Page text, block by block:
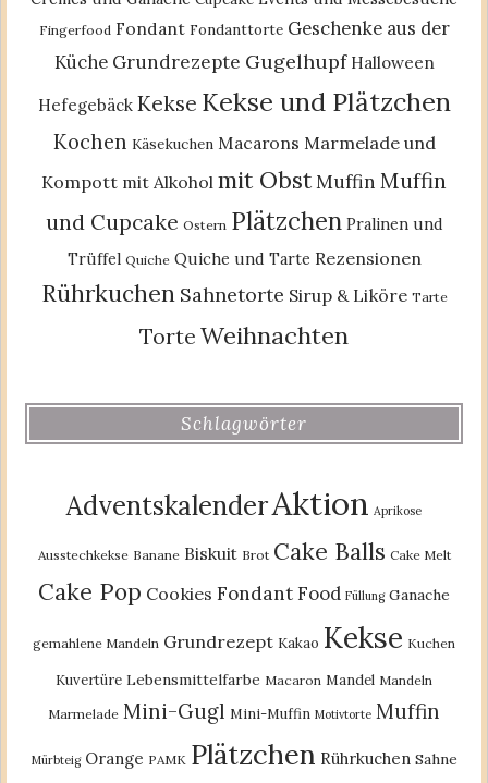
Fingerfood Fondant Fondanttorte Geschenke aus der
Küche Grundrezepte Gugelhupf Halloween
Hefegebäck Kekse Kekse und Plätzchen
Kochen Käsekuchen Macarons Marmelade und
Kompott mit Alkohol mit ObstMuffin Muffin
und Cupcake Ostern Plätzchen Pralinen und
Trüffel Quiche Quiche und Tarte Rezensionen
Rührkuchen Sahnetorte Sirup & Liköre Tarte
Torte Weihnachten
Schlagwörter
AdventskalenderAktion Aprikose
Ausstechkekse Banane Biskuit Brot Cake Balls Cake Melt
Cake Pop Cookies Fondant Food Füllung Ganache
gemahlene Mandeln Grundrezept Kakao Kekse Kuchen
Kuvertüre Lebensmittelfarbe Macaron Mandel Mandeln
Marmelade Mini-Gugl Mini-Muffin Motivtorte Muffin
Mürbteig Orange PAMK Plätzchen Rührkuchen Sahne